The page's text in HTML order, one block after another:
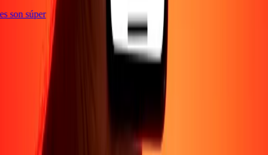
son súper
Blog Corporativo
Política de privacidad
Aviso de cookiesTérminos y